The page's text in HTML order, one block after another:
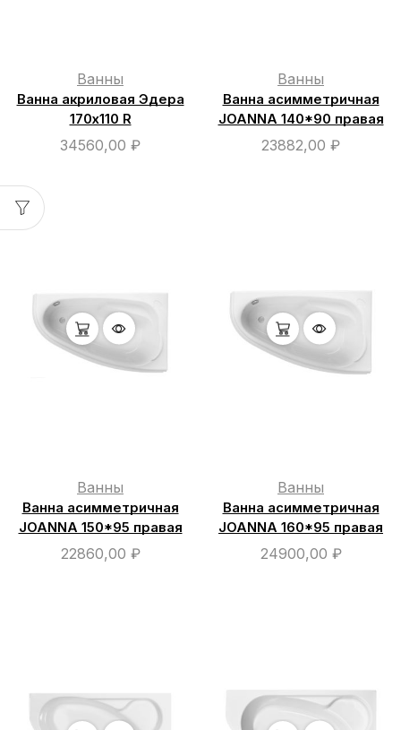
Ванны
Ванна акриловая Эдера
170х110 R
34560,00 ₽
Ванны
Ванна асимметричная
JOANNA 140*90 правая
23882,00 ₽
Ванны
Ванна асимметричная
JOANNA 150*95 правая
22860,00 ₽
Ванны
Ванна асимметричная
JOANNA 160*95 правая
24900,00 ₽